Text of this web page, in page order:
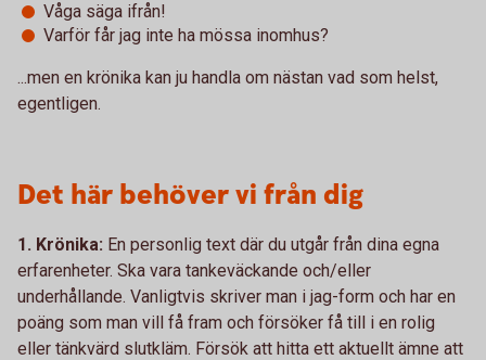
Våga säga ifrån!
Varför får jag inte ha mössa inomhus?
...men en krönika kan ju handla om nästan vad som helst,
egentligen.
Det här behöver vi från dig
1. Krönika: En personlig text där du utgår från dina egna
erfarenheter. Ska vara tankeväckande och/eller
underhållande. Vanligtvis skriver man i jag-form och har en
poäng som man vill få fram och försöker få till i en rolig
eller tänkvärd slutkläm. Försök att hitta ett aktuellt ämne att